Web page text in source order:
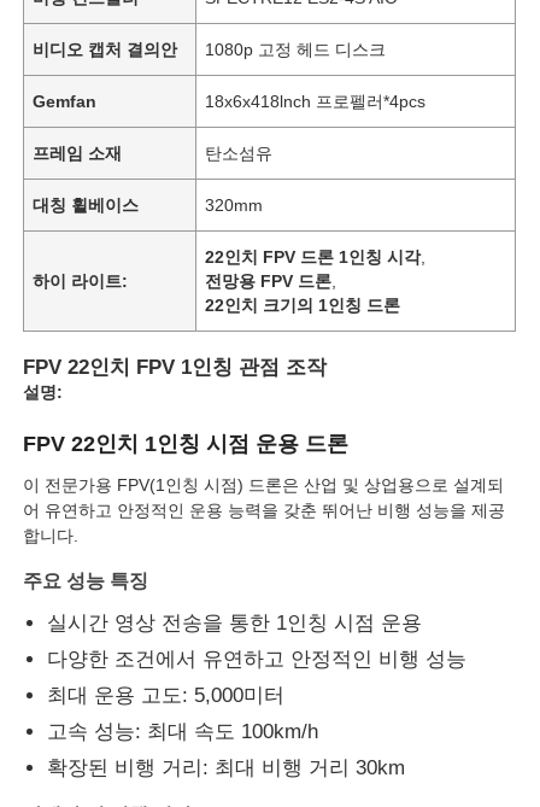
홈
제품
우리 에 관한 것
비디오 캡처 결의안 1080p 고정 헤드 디스크
Gemfan 18x6x418lnch 프로펠러*4pcs
프레임 소재 탄소섬유
대칭 휠베이스 320mm
하이 라이트:
22인치 FPV 드론 1인칭 시각,
전망용 FPV 드론
22인치 크기의 1인칭 드론
FPV 22인치 FPV 1인칭 관점 조작
설명:
FPV 22인치 1인칭 시점 운용 드론
이 전문가용 FPV(1인칭 시점) 드론은 산업 및 상업용으로 설계되
어 유연하고 안정적인 운용 능력을 갖춘 뛰어난 비행 성능을 제공
합니다.
주요 성능 특징
실시간 영상 전송을 통한 1인칭 시점 운용
다양한 조건에서 유연하고 안정적인 비행 성능
최대 운용 고도: 5,000미터
고속 성능: 최대 속도 100km/h
확장된 비행 거리: 최대 비행 거리 30km